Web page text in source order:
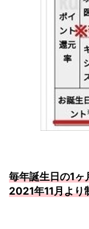
毎年誕生日の1
2021年11月より